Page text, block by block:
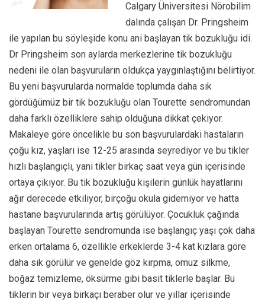
Calgary Üniversitesi Nörobilim
dalında çalışan Dr. Pringsheim
ile yapılan bu söyleşide konu ani başlayan tik bozukluğu idi.
Dr Pringsheim son aylarda merkezlerine tik bozukluğu
nedeni ile olan başvuruların oldukça yaygınlaştığını belirtiyor.
Bu yeni başvurularda normalde toplumda daha sık
gördüğümüz bir tik bozukluğu olan Tourette sendromundan
daha farklı özelliklere sahip olduğuna dikkat çekiyor.
Makaleye göre öncelikle bu son başvurulardaki hastaların
çoğu kız, yaşları ise 12-25 arasında seyrediyor ve bu tikler
hızlı başlangıçlı, yani tikler birkaç saat veya gün içerisinde
ortaya çıkıyor. Bu tik bozukluğu kişilerin günlük hayatlarını
ağır derecede etkiliyor, birçoğu okula gidemiyor ve hatta
hastane başvurularında artış görülüyor. Çocukluk çağında
başlayan Tourette sendromunda ise başlangıç yaşı çok daha
erken ortalama 6, özellikle erkeklerde 3-4 kat kızlara göre
daha sık görülür ve genelde göz kırpma, omuz silkme,
boğaz temizleme, öksürme gibi basit tiklerle başlar. Bu
tiklerin bir veya birkaçı beraber olur ve yıllar içerisinde